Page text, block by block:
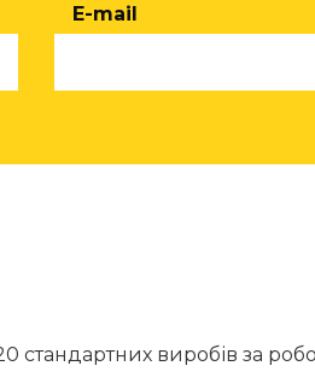
E-mail
виробів за